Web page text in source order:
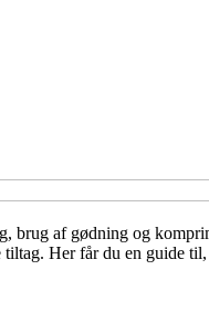
brug af gødning og
Her får du en guide